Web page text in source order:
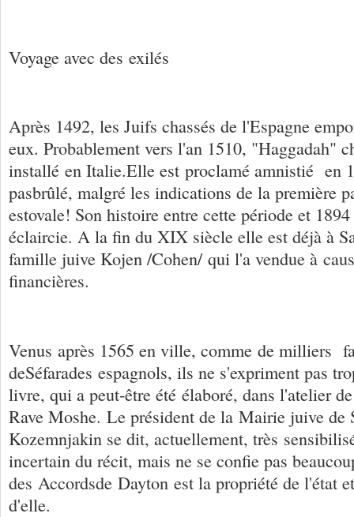
Voyage avec des exilés
Après 1492, les Juifs chassés de l'Espagne
eux. Probablement vers l'an 1510, "Haggadah"
installé en Italie.Elle est proclamé amnistié en
pasbrûlé, malgré les indications de la première
estovale! Son histoire entre cette période et
éclaircie. A la fin du XIX siècle elle est déjà à
famille juive Kojen /Cohen/ qui l'a vendue à
financières.
Venus après 1565 en ville, comme de milliers
deSéfarades espagnols, ils ne s'expriment pas
livre, qui a peut-être été élaboré, dans l'atelier
Rave Moshe. Le président de la Mairie juive de
Kozemnjakin se dit, actuellement, très
incertain du récit, mais ne se confie pas
des Accordsde Dayton est la propriété de l'état
d'elle.